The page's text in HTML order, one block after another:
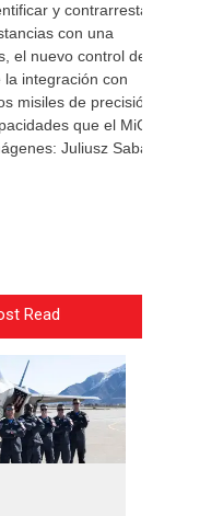
y contrarrestar
con una
el nuevo control de
integración con
misiles de precisión
que el MiG-
Juliusz Sabak
Read